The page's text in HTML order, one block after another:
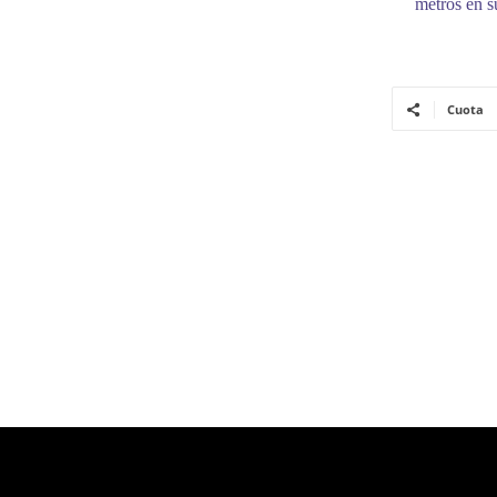
metros en
Cuota